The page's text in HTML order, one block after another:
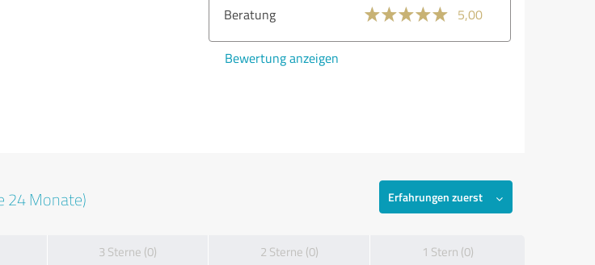
Beratung
5,00
Bewertung anzeigen
24 Monate) Erfahrungen zuerst
3 Sterne (0) 2 Sterne (0) 1 Stern (0)